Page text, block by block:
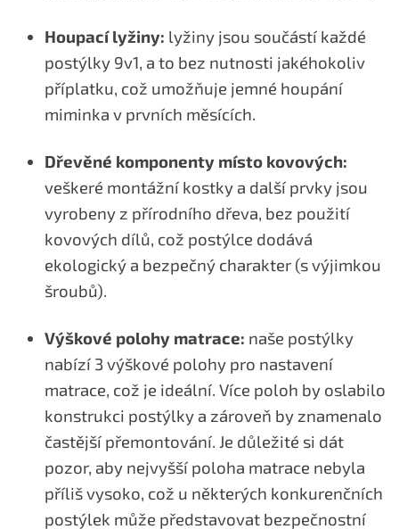
Houpací lyžiny: lyžiny jsou součástí každé
postýlky 9v1, a to bez nutnosti jakéhokoliv
příplatku, což umožňuje jemné houpání
miminka v prvních měsících.
Dřevěné komponenty místo kovových:
veškeré montážní kostky a další prvky jsou
vyrobeny z přírodního dřeva, bez použití
kovových dílů, což postýlce dodává
ekologický a bezpečný charakter (s výjimkou
šroubů).
Výškové polohy matrace: naše postýlky
nabízí 3 výškové polohy pro nastavení
matrace, což je ideální. Více poloh by oslabilo
konstrukci postýlky a zároveň by znamenalo
častější přemontování. Je důležité si dát
pozor, aby nejvyšší poloha matrace nebyla
příliš vysoko, což u některých konkurenčních
postýlek může představovat bezpečnostní